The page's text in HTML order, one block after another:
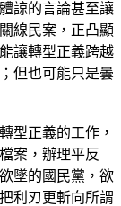
諒的言論甚至讓
線民案，正凸顯
讓轉型正義跨越
但也可能只是曇
型正義的工作，
案，辦理平反
墜的國民黨，欲
利刃更斬向所謂